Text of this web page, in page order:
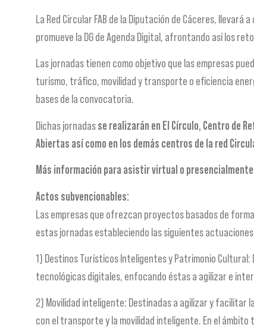
La Red Circular FAB de la Diputación de Cáceres, llevará
promueve la DG de Agenda Digital, afrontando así los
Las jornadas tienen como objetivo que las empresas
turismo, tráfico, movilidad y transporte o eficiencia
bases de la convocatoria.
Dichas jornadasse realizarán en El Círculo, Centro de
Abiertas así como en los demás centros de la red
Más información para asistir virtual o
Actos subvencionables:
Las empresas que ofrezcan proyectos basados de
estas jornadas estableciendo las siguientes
1) Destinos Turísticos Inteligentes y Patrimonio
tecnológicas digitales, enfocando éstas a agilizar e
2) Movilidad inteligente: Destinadas a agilizar y facilitar
con el transporte y la movilidad inteligente. En el